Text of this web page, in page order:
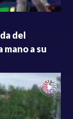
del
mano a su